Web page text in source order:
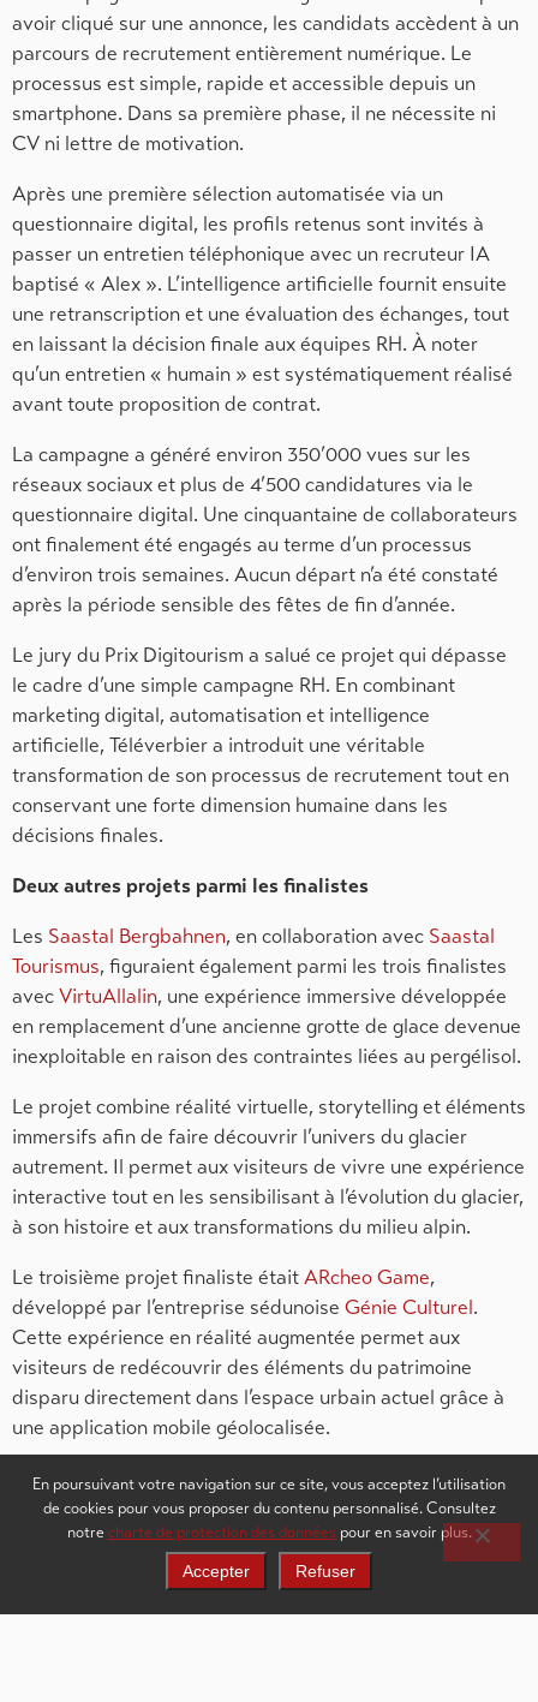
avoir cliqué sur une annonce, les candidats accèdent à un
parcours de recrutement entièrement numérique. Le
processus est simple, rapide et accessible depuis un
smartphone. Dans sa première phase, il ne nécessite ni
CV ni lettre de motivation.
Après une première sélection automatisée via un
questionnaire digital, les profils retenus sont invités à
passer un entretien téléphonique avec un recruteur IA
baptisé « Alex ». L’intelligence artificielle fournit ensuite
une retranscription et une évaluation des échanges, tout
en laissant la décision finale aux équipes RH. À noter
qu’un entretien « humain » est systématiquement réalisé
avant toute proposition de contrat.
La campagne a généré environ 350’000 vues sur les
réseaux sociaux et plus de 4’500 candidatures via le
questionnaire digital. Une cinquantaine de collaborateurs
ont finalement été engagés au terme d’un processus
d’environ trois semaines. Aucun départ n’a été constaté
après la période sensible des fêtes de fin d’année.
Le jury du Prix Digitourism a salué ce projet qui dépasse
le cadre d’une simple campagne RH. En combinant
marketing digital, automatisation et intelligence
artificielle, Téléverbier a introduit une véritable
transformation de son processus de recrutement tout en
conservant une forte dimension humaine dans les
décisions finales.
Deux autres projets parmi les finalistes
Les Saastal Bergbahnen, en collaboration avec Saastal
Tourismus, figuraient également parmi les trois finalistes
avecVirtuAllalin, une expérience immersive développée
en remplacement d’une ancienne grotte de glace devenue
inexploitable en raison des contraintes liées au pergélisol.
Le projet combine réalité virtuelle, storytelling et éléments
immersifs afin de faire découvrir l’univers du glacier
autrement. Il permet aux visiteurs de vivre une expérience
interactive tout en les sensibilisant à l’évolution du glacier,
à son histoire et aux transformations du milieu alpin.
Le troisième projet finaliste étaitARcheo Game,
développé par l’entreprise sédunoise Génie Culturel.
Cette expérience en réalité augmentée permet aux
visiteurs de redécouvrir des éléments du patrimoine
disparu directement dans l’espace urbain actuel grâce à
une application mobile géolocalisée.
Déployé dans un premier temps à Sion, le concept
propose une expérience touristique autonome et
immersive mêlant patrimoine, gamification et réalité
augmentée. Le projet contribue ainsi à enrichir la
découverte de la ville et à valoriser le patrimoine local
En poursuivant votre navigation sur ce site, vous acceptez l’utilisation
de cookies pour vous proposer du contenu personnalisé. Consultez
notre charte de protection des donnéespour en savoir plus.
Accepter Refuser